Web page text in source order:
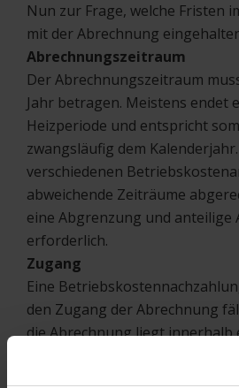
Nun zur Frage, welche Fristen
mit der Abrechnung
Abrechnungszeitraum
Der Abrechnungszeitraum
Jahr betragen. Meistens endet
Heizperiode und entspricht
zwangsläufig dem
verschiedenen
abweichende Zeiträume
eine Abgrenzung und anteilige
erforderlich.
Zugang
Eine
den Zugang der Abrechnung
die Abrechnung liegt innerhalb
Wenn die